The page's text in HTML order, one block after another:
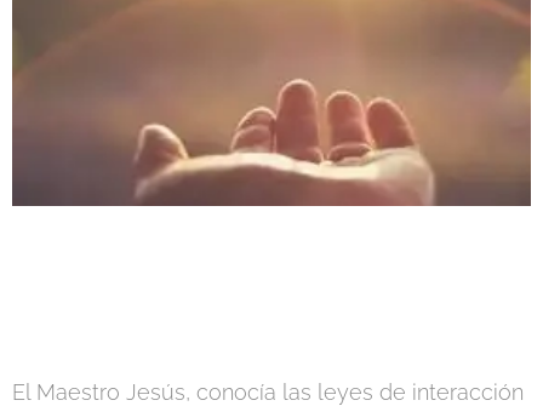
El Maestro Jesús, conocía las leyes de interacción